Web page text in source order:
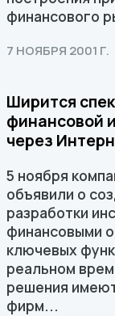
финансового
7 НОЯБРЯ 2001 Г.
Ширится
финансовой
через
5 ноября
объявили о
разработки
финансовыми
ключевых
реальном
решения
фирм...